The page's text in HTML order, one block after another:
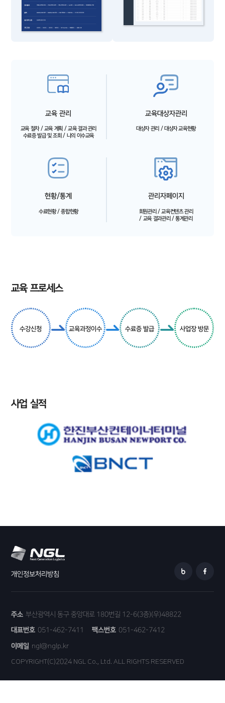
교육 관리
교육 절차 / 교육 계획 / 교육 결과 관리
수료증 발급 및 조회 / 나의 이수교육
교육대상자관리
대상자 관리 / 대상자 교육현황
현황/통계
수료현황 / 종합현황
관리자페이지
회원관리 / 교육컨텐츠 관리
/ 교육 결과관리 / 통계관리
교육 프로세스
수강신청 교육과정이수 수료증 발급 사업장 방문
사업 실적
개인정보처리방침
주소 부산광역시 동구 중앙대로 180번길 12-6(3층)(우)48822
대표번호 051-462-7411 팩스번호 051-462-7412
이메일 ngl@nglp.kr
COPYRIGHT(C)2024 NGL Co., Ltd. ALL RIGHTS RESERVED